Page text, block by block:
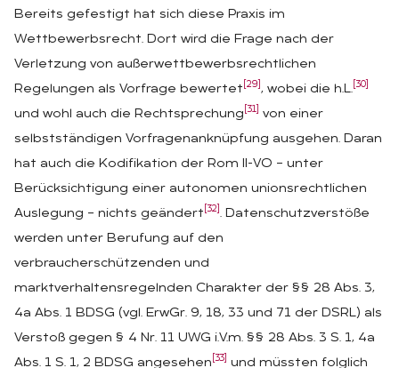
Bereits gefestigt hat sich diese Praxis im
Wettbewerbsrecht. Dort wird die Frage nach der
Verletzung von außerwettbewerbsrechtlichen
Regelungen als Vorfrage bewertet [29] , wobei die h.L. [30]
und wohl auch die Rechtsprechung [31]
von einer
selbstständigen Vorfragenanknüpfung ausgehen. Daran
hat auch die Kodifikation der Rom II-VO – unter
Berücksichtigung einer autonomen unionsrechtlichen
Auslegung – nichts geändert [32] . Datenschutzverstöße
werden unter Berufung auf den
verbraucherschützenden und
marktverhaltensregelnden Charakter der §§ 28 Abs. 3,
4a Abs. 1 BDSG (vgl. ErwGr. 9, 18, 33 und 71 der DSRL) als
Verstoß gegen § 4 Nr. 11 UWG i.V.m. §§ 28 Abs. 3 S. 1, 4a
Abs. 1 S. 1, 2 BDSG angesehen [33] und müssten folglich